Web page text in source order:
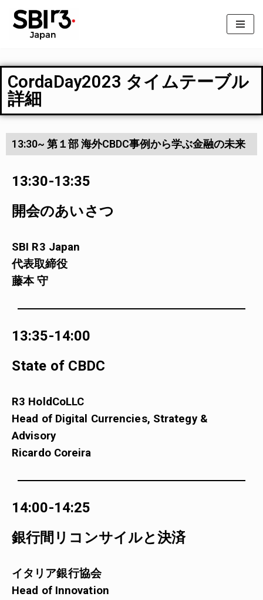
テ
ン
ツ
へ
ス
キ
プ
CordaDay2023 タイムテーブル
詳細
13:30~ 第１部 海外CBDC事例から学ぶ金融の未来
13:30-13:35
開会のあいさつ
SBI R3 Japan
代表取締役
藤本 守
13:35-14:00
State of CBDC
R3 HoldCoLLC
Head of Digital Currencies, Strategy &
Advisory
Ricardo Coreira
14:00-14:25
銀行間リコンサイルと決済
イタリア銀行協会
Head of Innovation